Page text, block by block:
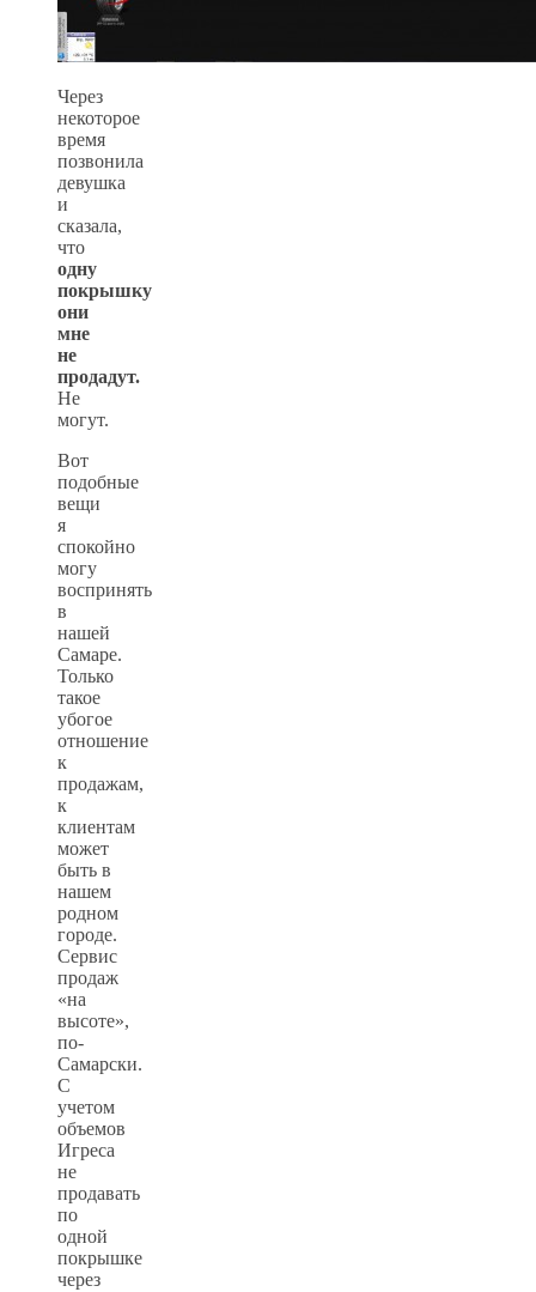
Через
некоторое
время
позвонила
девушка
и
сказала,
что
одну
покрышку
они
мне
не
продадут.
Не
могут.
Вот
подобные
вещи
я
спокойно
могу
воспринять
в
нашей
Самаре.
Только
такое
убогое
отношение
к
продажам,
к
клиентам
может
быть в
нашем
родном
городе.
Сервис
продаж
«на
высоте»,
по-
Самарски.
С
учетом
объемов
Игреса
не
продавать
по
одной
покрышке
через